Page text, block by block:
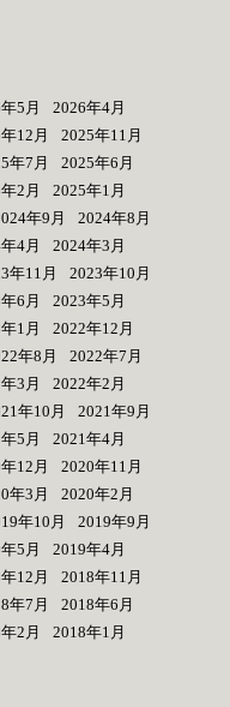
5月
2026年4月
12月
2025年11月
年7月
2025年6月
2月
2025年1月
年9月
2024年8月
4月
2024年3月
年11月
2023年10月
6月
2023年5月
1月
2022年12月
年8月
2022年7月
3月
2022年2月
年10月
2021年9月
5月
2021年4月
12月
2020年11月
年3月
2020年2月
年10月
2019年9月
5月
2019年4月
12月
2018年11月
年7月
2018年6月
2月
2018年1月